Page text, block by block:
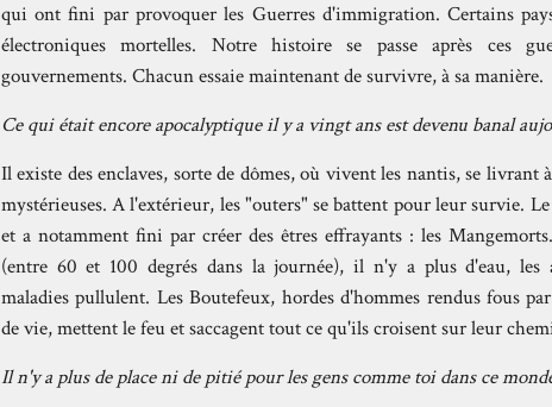
qui ont fini par provoquer les Guerres d'immigration. Certains
électroniques mortelles. Notre histoire se passe après ces
gouvernements. Chacun essaie maintenant de survivre, à sa manière.
Ce qui était encore apocalyptique il y a vingt ans est devenu banal
Il existe des enclaves, sorte de dômes, où vivent les nantis, se livrant
mystérieuses. A l'extérieur, les "outers" se battent pour leur survie.
et a notamment fini par créer des êtres effrayants : les
(entre 60 et 100 degrés dans la journée), il n'y a plus d'eau, les
maladies pullulent. Les Boutefeux, hordes d'hommes rendus fous
de vie, mettent le feu et saccagent tout ce qu'ils croisent sur leur
Il n'y a plus de place ni de pitié pour les gens comme toi dans ce